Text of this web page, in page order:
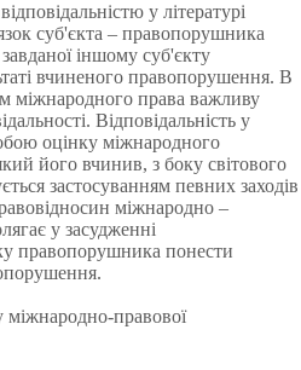
у літературі
суб'єкта – правопорушника
іншому суб'єкту
вчиненого правопорушення. В
міжнародного права важливу
Відповідальність у
оцінку міжнародного
його вчинив, з боку світового
застосуванням певних заходів
міжнародно –
у засудженні
правопорушника понести
міжнародно-правової